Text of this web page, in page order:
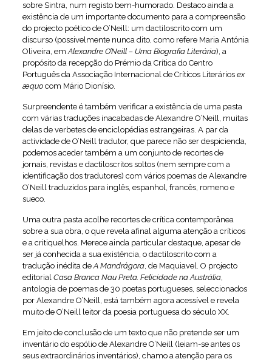
sobre Sintra, num registo bem-humorado. Destaco ainda a
existência de um importante documento para a compreensão
do projecto poético de O’Neill: um dactiloscrito com um
discurso (possivelmente nunca dito, como refere Maria Antónia
Oliveira, emAlexandre O’Neill – Uma Biografia Literária), a
propósito da recepção do Prémio da Crítica do Centro
Português da Associação Internacional de Críticos Literários ex
æquo com Mário Dionísio.
Surpreendente é também verificar a existência de uma pasta
com várias traduções inacabadas de Alexandre O’Neill, muitas
delas de verbetes de enciclopédias estrangeiras. A par da
actividade de O’Neill tradutor, que parece não ser despicienda,
podemos aceder também a um conjunto de recortes de
jornais, revistas e dactiloscritos soltos (nem sempre com a
identificação dos tradutores) com vários poemas de Alexandre
O’Neill traduzidos para inglês, espanhol, francês, romeno e
sueco.
Uma outra pasta acolhe recortes de crítica contemporânea
sobre a sua obra, o que revela afinal alguma atenção a críticos
e a critiquelhos. Merece ainda particular destaque, apesar de
ser já conhecida a sua existência, o dactiloscrito com a
tradução inédita deA Mandrágora, de Maquiavel. O projecto
editorial Casa Branca Nau Preta. Felicidade na Austrália,
antologia de poemas de 30 poetas portugueses, seleccionados
por Alexandre O’Neill, está também agora acessível e revela
muito de O’Neill leitor da poesia portuguesa do século XX.
Em jeito de conclusão de um texto que não pretende ser um
inventário do espólio de Alexandre O’Neill (leiam-se antes os
seus extraordinários inventários), chamo a atenção para os